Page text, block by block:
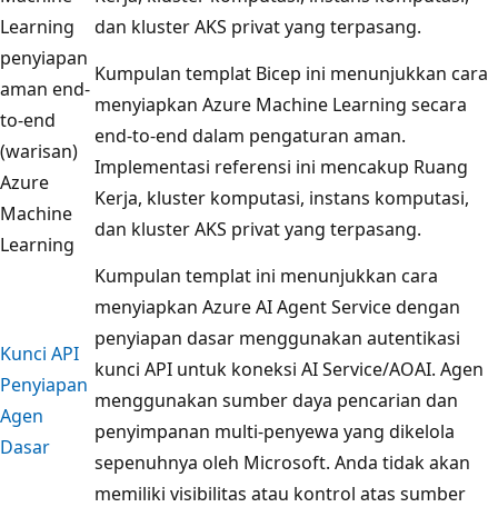
Learning
dan kluster AKS privat yang terpasang.
penyiapan
aman end-
to-end
(warisan)
Azure
Machine
Learning
Kumpulan templat Bicep ini menunjukkan cara
menyiapkan Azure Machine Learning secara
end-to-end dalam pengaturan aman.
Implementasi referensi ini mencakup Ruang
Kerja, kluster komputasi, instans komputasi,
dan kluster AKS privat yang terpasang.
Kunci API
Penyiapan
Agen
Dasar
Kumpulan templat ini menunjukkan cara
menyiapkan Azure AI Agent Service dengan
penyiapan dasar menggunakan autentikasi
kunci API untuk koneksi AI Service/AOAI. Agen
menggunakan sumber daya pencarian dan
penyimpanan multi-penyewa yang dikelola
sepenuhnya oleh Microsoft. Anda tidak akan
memiliki visibilitas atau kontrol atas sumber